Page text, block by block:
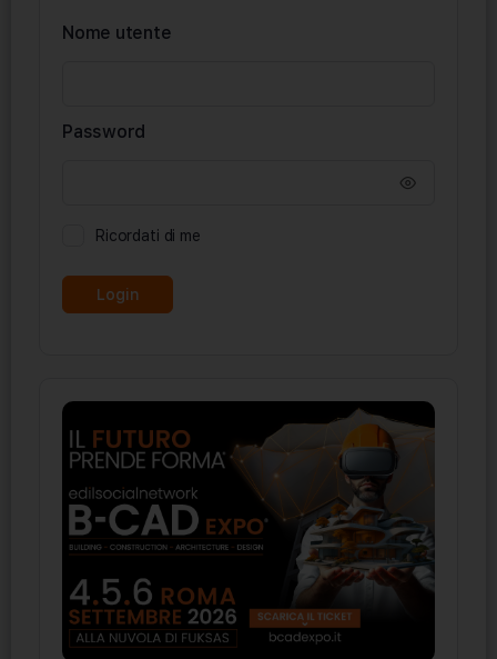
Nome utente
Password
Ricordati di me